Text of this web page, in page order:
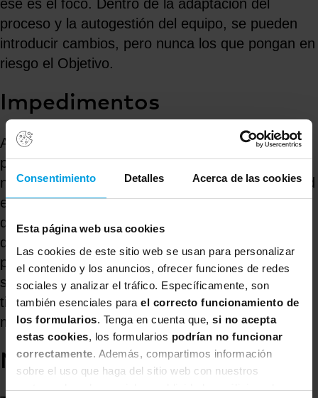
Consentimiento Detalles Acerca de las cookies
Esta página web usa cookies
Las cookies de este sitio web se usan para personalizar
el contenido y los anuncios, ofrecer funciones de redes
sociales y analizar el tráfico. Específicamente, son
también esenciales para el correcto funcionamiento de
los formularios. Tenga en cuenta que, si no acepta
estas cookies, los formularios podrían no funcionar
correctamente. Además, compartimos información
sobre el uso que haga del sitio web con nuestros
partners de redes sociales, publicidad y análisis web,
ese es el foco. Dentro de la adaptación del
proceso y la autogestión del equipo, se pueden
introducir cambios, pero nunca los que pongan en
riesgo el Objetivo.
Impedimentos
Además, la Calidad no se sacrifica, disminuye o
pone en cuestión. Ahorrar en calidad es un mal
negocio. Lo que hacemos escatimando en calidad
es, en realidad, generar deuda que antes o
después deberemos devolver. Además, sabemos
que los defectos que se introducen en nuestro
producto o servicio tienen mucho más impacto y
son mucho más costosos de reparar cuanto más
tiempo pase, especialmente cuando están ya en
manos de sus destinatarios, clientes o usuarios.
Necesidad de refinar